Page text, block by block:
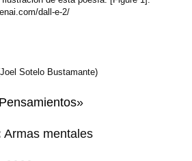
dall-e-2/
Sotelo Bustamante)
Pensamientos»
Armas mentales